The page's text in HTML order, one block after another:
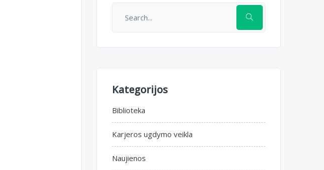
Kategorijos
Biblioteka
Karjeros ugdymo veikla
Naujienos